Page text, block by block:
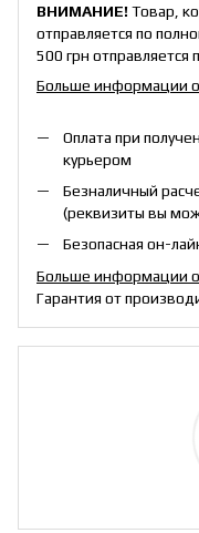
ВНИМАНИЕ!Товар,
отправляется по
500 грн отправляется
Больше информации о
Оплата при
курьером
Безналичный
(реквизиты вы
Безопасная он-
Больше информации
Гарантия от